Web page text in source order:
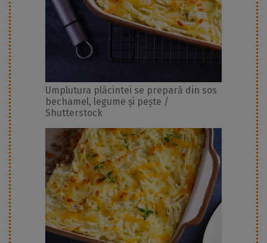
Umplutura plăcintei se prepară din sos
bechamel, legume și pește /
Shutterstock